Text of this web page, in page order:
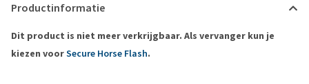
Productinformatie
Dit product is niet meer verkrijgbaar. Als vervanger kun je
kiezen voorSecure Horse Flash.